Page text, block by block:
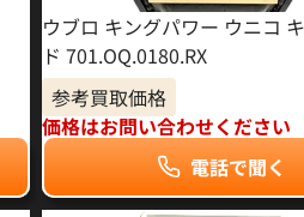
ウブロ キングパワー ウニコ
ド 701.OQ.0180.RX
参考買取価格
価格はお問い合わせください
電話で聞く